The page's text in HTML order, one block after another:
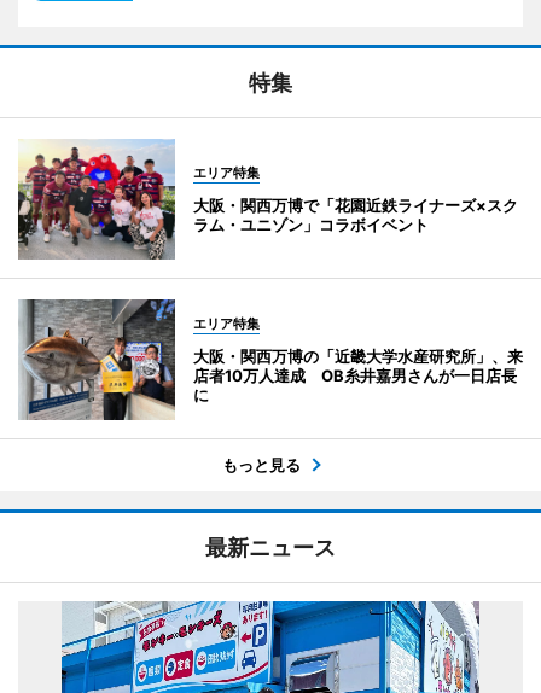
特集
エリア特集
大阪・関西万博で「花園近鉄ライナーズ×スク
ラム・ユニゾン」コラボイベント
エリア特集
大阪・関西万博の「近畿大学水産研究所」、来
店者10万人達成 OB糸井嘉男さんが一日店長
に
もっと見る
最新ニュース